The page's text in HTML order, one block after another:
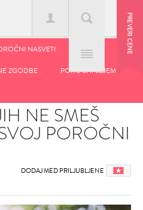
NASVETI
ZGODBE
POROČNI SEJEM
NASVETI
ZGODBE
POROČNI SEJEM
NE SMEŠ
POROČNI
DODAJ MED PRILJUBLJENE